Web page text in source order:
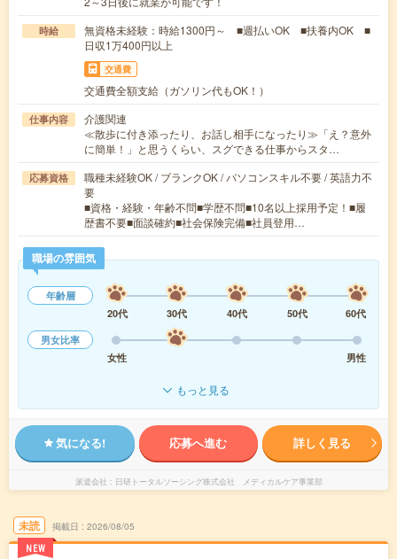
時給
無資格未経験：時給1300円～ ■週払いOK ■扶養内OK ■
日収1万400円以上
交通費
交通費全額支給（ガソリン代もOK！）
仕事内容
介護関連
≪散歩に付き添ったり、お話し相手になったり≫「え？意外
に簡単！」と思うくらい、スグできる仕事からスタ…
応募資格
職種未経験OK / ブランクOK / パソコンスキル不要 / 英語力不
要
■資格・経験・年齢不問■学歴不問■10名以上採用予定！■履
歴書不要■面談確約■社会保険完備■社員登用…
職場の雰囲気
年齢層
20代
30代 40代 50代
60代
男女比率
女性
男性
もっと見る
気になる! 応募へ進む 詳しく見る
派遣会社 日研トータルソーシング株式会社 メディカルケア事業部
未読
NEW
掲載日 2026/08/05